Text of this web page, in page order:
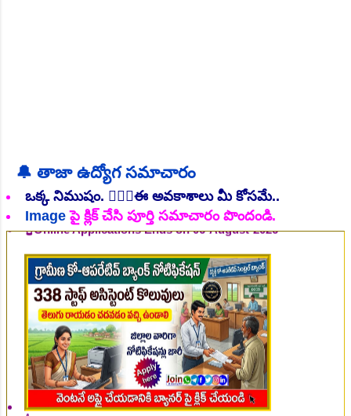
🔔 తాజా ఉద్యోగ సమాచారం
ఒక్క నిముషం. 💁🏻‍♂️ఈ అవకాశాలు మీ కోసమే..
Imageపై క్లిక్ చేసి పూర్తి సమాచారం పొందండి.
👆Online Applications Ends on 06-August-2026
👆Online Applications Ends on 07-August-2026